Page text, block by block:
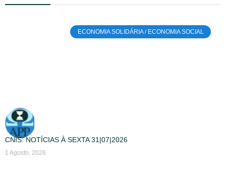
ECONOMIA SOLIDÁRIA / ECONOMIA SOCIAL
CNIS: NOTÍCIAS À SEXTA 31|07|2026
1 Agosto, 2026